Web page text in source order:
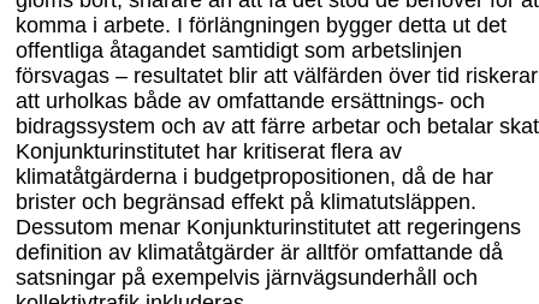
komma i arbete. I förlängningen bygger detta ut det
offentliga åtagandet samtidigt som arbetslinjen
försvagas – resultatet blir att välfärden över tid riskerar
att urholkas både av omfattande ersättnings- och
bidragssystem och av att färre arbetar och betalar
Konjunkturinstitutet har kritiserat flera av
klimatåtgärderna i budgetpropositionen, då de har
brister och begränsad effekt på klimatutsläppen.
Dessutom menar Konjunkturinstitutet att regeringens
definition av klimatåtgärder är alltför omfattande då
satsningar på exempelvis järnvägsunderhåll och